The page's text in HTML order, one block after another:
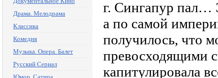
Драма. Мелодрама
Классика
Комедия
Музыка. Опера. Балет
Русский Сериал
г. Сингапур пал…
а по самой
получилось, что
превосходящими
капитулировала